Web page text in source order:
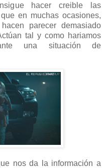
hacer creible las
en muchas ocasiones,
parecer demasiado
tal y como hariamos
una situación de
nos da la información a